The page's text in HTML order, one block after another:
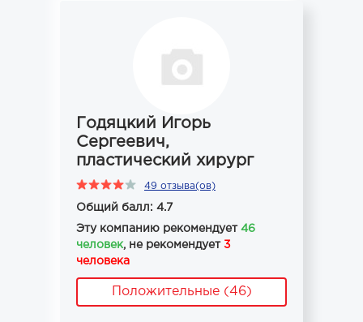
Годяцкий Игорь
Сергеевич,
пластический хирург
49 отзыва(ов)
Общий балл: 4.7
Эту компанию рекомендует 46
человек, не рекомендует 3
человека
Положительные (46)